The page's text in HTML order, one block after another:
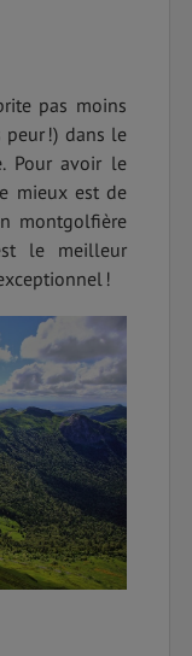
pas moins
peur !) dans le
Pour avoir le
mieux est de
montgolfière
le meilleur
!